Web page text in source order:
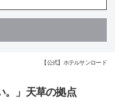
【公式】ホテルサンロード
。」天草の拠点